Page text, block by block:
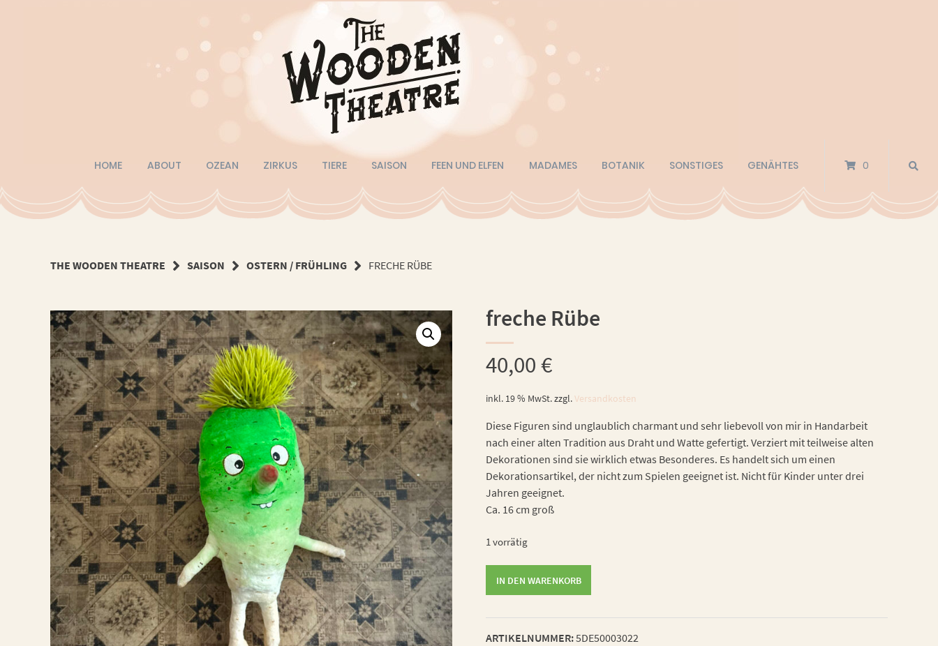
HOME ABOUT OZEAN ZIRKUS TIERE SAISON FEEN UND ELFEN MADAMES BOTANIK SONSTIGES GENÄHTES 0
THE WOODEN THEATRE SAISON OSTERN / FRÜHLING FRECHE RÜBE
freche Rübe
40,00€
inkl. 19 % MwSt.zzgl.Versandkosten
Diese Figuren sind unglaublich charmant und sehr liebevoll von mir in Handarbeit
nach einer alten Tradition aus Draht und Watte gefertigt. Verziert mit teilweise alten
Dekorationen sind sie wirklich etwas Besonderes. Es handelt sich um einen
Dekorationsartikel, der nicht zum Spielen geeignet ist. Nicht für Kinder unter drei
Jahren geeignet.
Ca. 16 cm groß
1 vorrätig
IN DEN WARENKORB
ARTIKELNUMMER:5DE50003022